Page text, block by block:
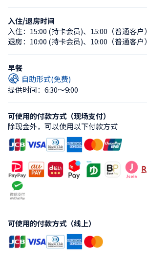
入住/退房时间
入住： 15:00 (持卡会员)、 15:00（普通客户）
退房： 10:00 (持卡会员)、 10:00（普通客户）
早餐
自助形式(免费)
提供时间：6:30〜9:00
可使用的付款方式（现场支付）
除现金外，可以使用以下付款方式
可使用的付款方式（线上）